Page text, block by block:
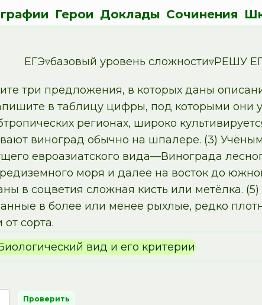
Герои Доклады Сочинения
ЕГЭ▿базовый уровень сложности▿РЕШУ
три предложения, в которых даны
в таблицу цифры, под которыми они
регионах, широко
виноград обычно на шпалере. (3)
евроазиатского вида—Винограда
моря и далее на восток до
в соцветия сложная кисть или метёлка.
в более или менее рыхлые, редко
сорта.
вид и его критерии